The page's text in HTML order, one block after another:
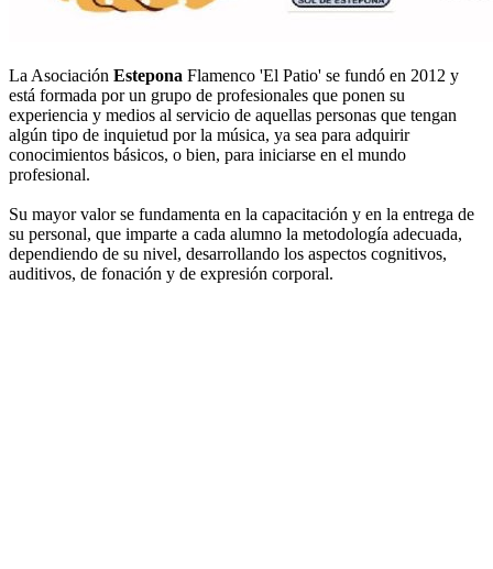
La Asociación Estepona Flamenco 'El Patio' se fundó en 2012 y
está formada por un grupo de profesionales que ponen su
experiencia y medios al servicio de aquellas personas que tengan
algún tipo de inquietud por la música, ya sea para adquirir
conocimientos básicos, o bien, para iniciarse en el mundo
profesional.
Su mayor valor se fundamenta en la capacitación y en la entrega de
su personal, que imparte a cada alumno la metodología adecuada,
dependiendo de su nivel, desarrollando los aspectos cognitivos,
auditivos, de fonación y de expresión corporal.